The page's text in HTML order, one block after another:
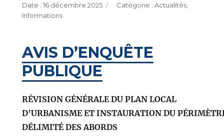
Publié
le
16 décembre 2025 Catégories
Actualités,
Informations
AVIS D’ENQUÊTE
PUBLIQUE
RÉVISION GÉNÉRALE DU PLAN LOCAL
D’URBANISME ET INSTAURATION DU
DÉLIMITÉ DES ABORDS